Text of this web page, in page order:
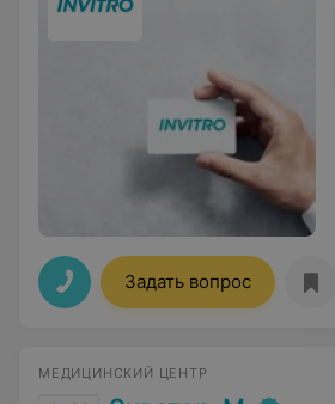
Задать вопрос
МЕДИЦИНСКИЙ ЦЕНТР